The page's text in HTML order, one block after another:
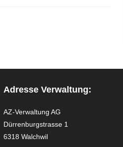
Adresse Verwaltung:
AZ-Verwaltung AG
Dürrenburgstrasse 1
6318 Walchwil